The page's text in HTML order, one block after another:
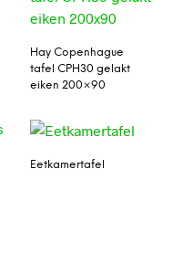
Hay Copenhague
tafel CPH30 gelakt
eiken 200×90
Eetkamertafel